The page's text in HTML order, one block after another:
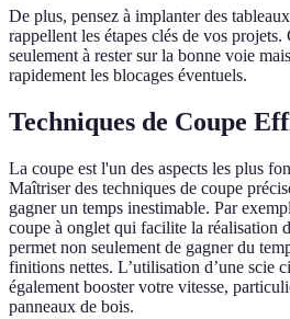
De plus, pensez à implanter des
rappellent les étapes clés de vos projets.
seulement à rester sur la bonne voie
rapidement les blocages éventuels.
Techniques de Coupe
La coupe est l'un des aspects les plus
Maîtriser des techniques de coupe
gagner un temps inestimable. Par
coupe à onglet qui facilite la réalisation
permet non seulement de gagner du
finitions nettes. L’utilisation d’une scie
également booster votre vitesse,
panneaux de bois.